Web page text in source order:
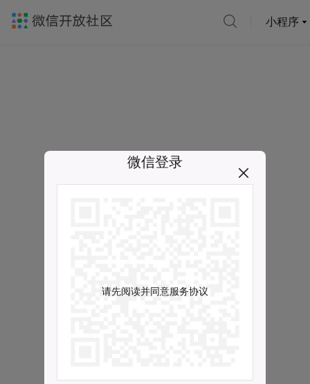
小程序
微信登录
请先阅读并同意服务协议